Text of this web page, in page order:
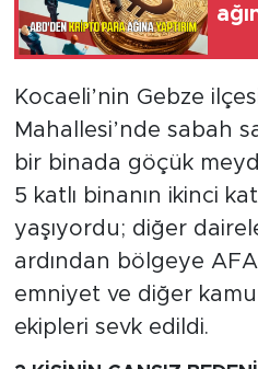
Kocaeli’nin Gebze
Mahallesi’nde sabah
bir binada göçük
5 katlı binanın ikinci
yaşıyordu; diğer
ardından bölgeye
emniyet ve diğer kamu
ekipleri sevk edildi.